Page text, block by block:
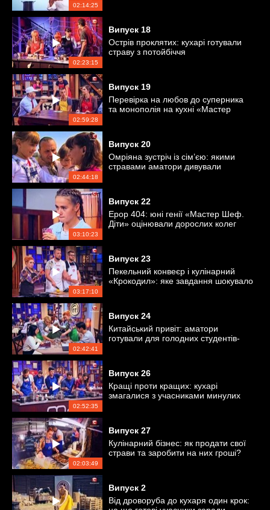
02:14:25
02:23:15
Випуск 18
Острів проклятих: кухарі готували
страву з потойбіччя
02:59:28
Випуск 19
Перевірка на любов до суперника
та монополія на кухні «Мастер
02:44:18
Випуск 20
Омріяна зустріч із сім’єю: якими
стравами аматори дивували
03:10:23
Випуск 22
Ерор 404: юні генії «Мастер Шеф.
Діти» оцінювали дорослих колег
03:17:10
Випуск 23
Пекельний конвеєр і кулінарний
«Крокодил»: яке завдання шокувало
02:42:41
Випуск 24
Китайський привіт: аматори
готували для голодних студентів-
02:52:35
Випуск 26
Кращі проти кращих: кухарі
змагалися з учасниками минулих
02:03:49
Випуск 27
Кулінарний бізнес: як продати свої
страви та заробити на них гроші?
Випуск 2
Від дроворуба до кухаря один крок: